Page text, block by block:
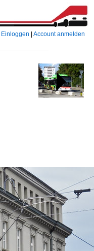
Einloggen Account anmelden